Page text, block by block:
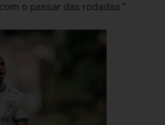
o passar das rodadas.”